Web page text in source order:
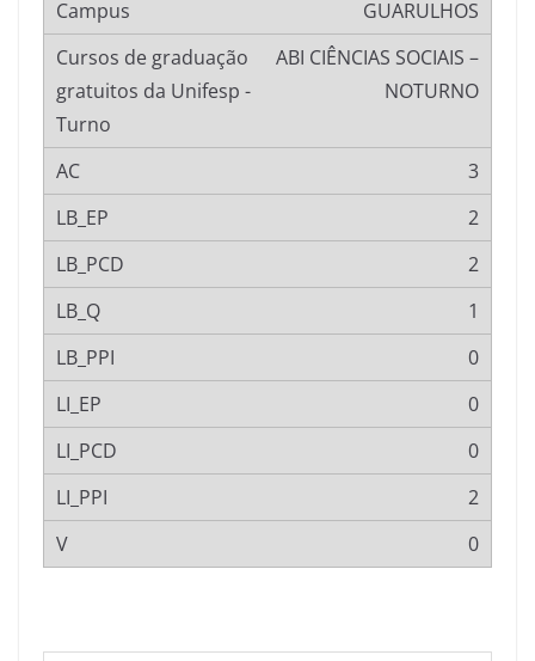
GUARULHOS
ABI CIÊNCIAS SOCIAIS –
NOTURNO
3
2
2
1
0
0
0
2
0